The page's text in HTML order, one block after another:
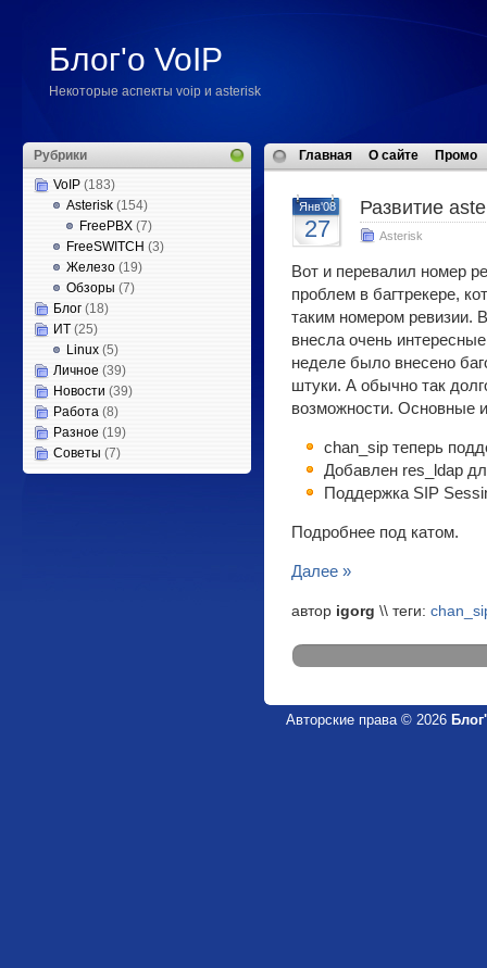
Блог'о VoIP
Некоторые аспекты voip и asterisk
Рубрики
VoIP (183)
Asterisk (154)
FreePBX (7)
FreeSWITCH (3)
Железо (19)
Обзоры (7)
Блог (18)
ИТ (25)
Linux (5)
Личное (39)
Новости (39)
Работа (8)
Разное (19)
Советы (7)
Главная О сайте Промо
Янв'08
27
Развитие
Asterisk
Вот и перевалил номер
проблем в багтрекере,
таким номером ревизии.
внесла очень
неделе было внесено
штуки. А обычно так
возможности. Основные
chan_sip теперь
Добавлен res_ldap
Поддержка SIP
Подробнее под катом.
Далее »
автор igorg \\ теги:
Авторские права © 2026